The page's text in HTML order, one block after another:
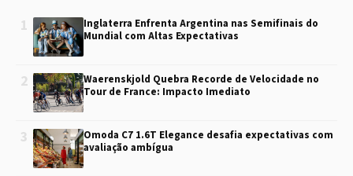
1
Inglaterra Enfrenta Argentina nas Semifinais do
Mundial com Altas Expectativas
2
Waerenskjold Quebra Recorde de Velocidade no
Tour de France: Impacto Imediato
3
Omoda C7 1.6T Elegance desafia expectativas com
avaliação ambígua